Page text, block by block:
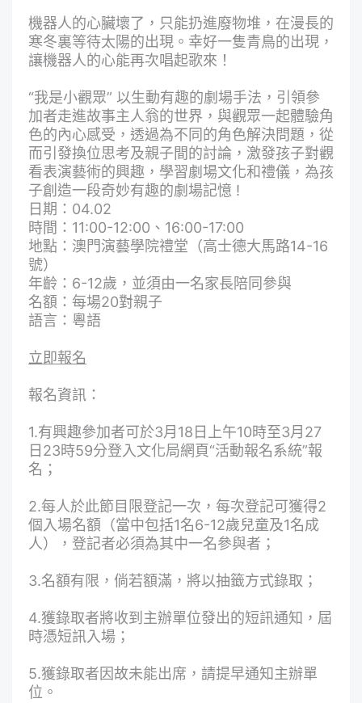
機器人的心臟壞了，只能扔進廢物堆，在漫長的
寒冬裏等待太陽的出現。幸好一隻青鳥的出現，
讓機器人的心能再次唱起歌來！
“我是小觀眾” 以生動有趣的劇場手法，引領參
加者走進故事主人翁的世界，與觀眾一起體驗角
色的內心感受，透過為不同的角色解決問題，從
而引發換位思考及親子間的討論，激發孩子對觀
看表演藝術的興趣，學習劇場文化和禮儀，為孩
子創造一段奇妙有趣的劇場記憶 !
日期：04.02
時間：11:00-12:00、16:00-17:00
地點：澳門演藝學院禮堂（高士德大馬路14-16
號）
年齡：6-12歲，並須由一名家長陪同參與
名額：每場20對親子
語言：粵語
立即報名
報名資訊：
1.有興趣參加者可於3月18日上午10時至3月27
日23時59分登入文化局網頁“活動報名系統”報
名；
2.每人於此節目限登記一次，每次登記可獲得2
個入場名額（當中包括1名6-12歲兒童及1名成
人），登記者必須為其中一名參與者；
3.名額有限，倘若額滿，將以抽籤方式錄取；
4.獲錄取者將收到主辦單位發出的短訊通知，屆
時憑短訊入場；
5.獲錄取者因故未能出席，請提早通知主辦單
位。